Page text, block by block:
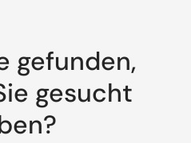
gefunden,
gesucht